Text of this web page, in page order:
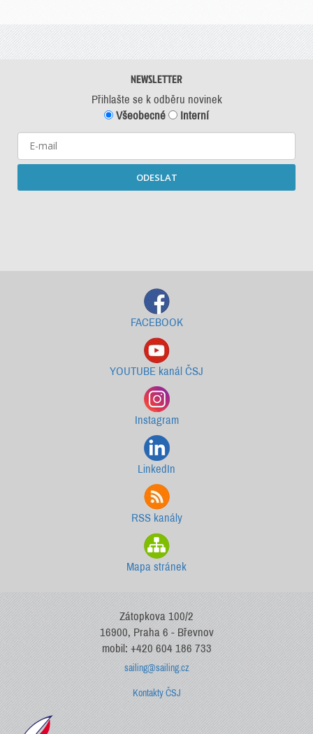
NEWSLETTER
Přihlašte se k odběru novinek
Všeobecné
Interní
ODESLAT
FACEBOOK
YOUTUBE kanál ČSJ
Instagram
LinkedIn
RSS kanály
Mapa stránek
Zátopkova 100/2
16900, Praha 6 - Břevnov
mobil: +420 604 186 733
sailing@sailing.cz
Kontakty ČSJ